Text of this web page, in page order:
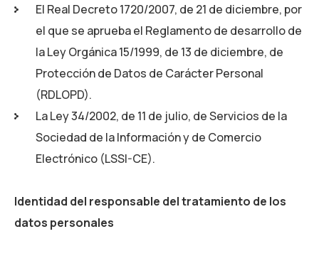
El Real Decreto 1720/2007, de 21 de diciembre, por
el que se aprueba el Reglamento de desarrollo de
la Ley Orgánica 15/1999, de 13 de diciembre, de
Protección de Datos de Carácter Personal
(RDLOPD).
La Ley 34/2002, de 11 de julio, de Servicios de la
Sociedad de la Información y de Comercio
Electrónico (LSSI-CE).
Identidad del responsable del tratamiento de los
datos personales